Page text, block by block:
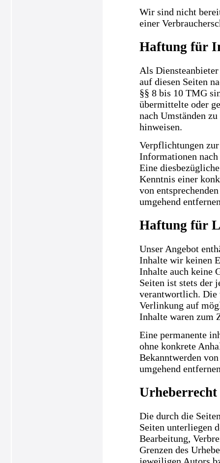
Wir sind nicht
einer
Haftung für
Als
auf diesen Seiten
§§ 8 bis 10 TMG
übermittelte oder
nach Umständen
hinweisen.
Verpflichtungen
Informationen
Eine
Kenntnis einer
von
umgehend
Haftung für
Unser Angebot
Inhalte wir keinen
Inhalte auch keine
Seiten ist stets der
verantwortlich. Die
Verlinkung auf
Inhalte waren zum
Eine permanente
ohne konkrete
Bekanntwerden
umgehend
Urheberrecht
Die durch die
Seiten unterliegen
Bearbeitung,
Grenzen des